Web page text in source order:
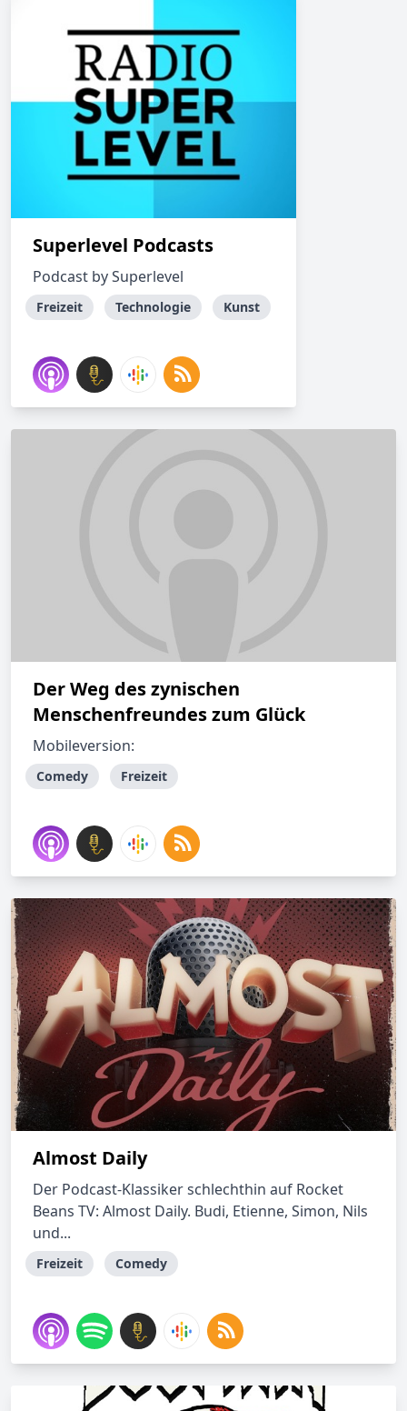
Superlevel Podcasts
Podcast by Superlevel
Freizeit Technologie Kunst
Der Weg des zynischen
Menschenfreundes zum Glück
Mobileversion:
Comedy Freizeit
Almost Daily
Der Podcast-Klassiker schlechthin auf Rocket
Beans TV: Almost Daily. Budi, Etienne, Simon, Nils
und...
Freizeit Comedy